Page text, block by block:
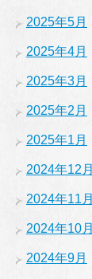
2025年5月
2025年4月
2025年3月
2025年2月
2025年1月
2024年12月
2024年11月
2024年10月
2024年9月